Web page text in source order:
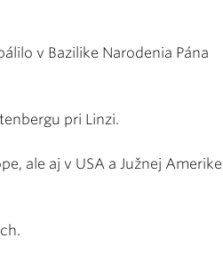
v Bazilike Narodenia Pána
pri Linzi.
ale aj v USA a Južnej Amerike